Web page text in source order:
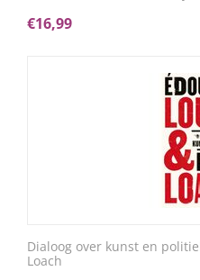
€16,99
Dialoog over kunst en
Loach